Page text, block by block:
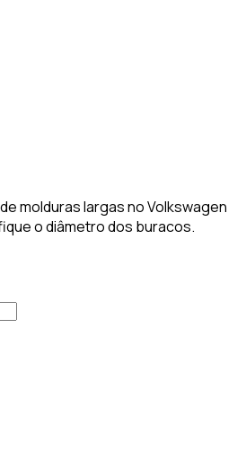
molduras largas no Volkswagen
o diâmetro dos buracos.